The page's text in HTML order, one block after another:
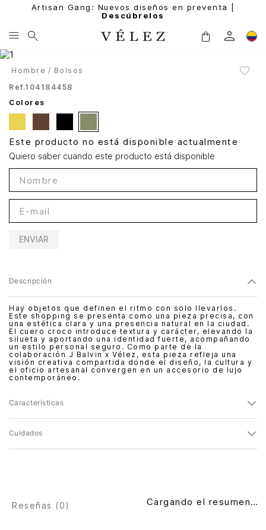
Artisan Gang: Nuevos diseños en preventa |
Descúbrelos
Hombre
Bolsos
Ref.104184458
Colores
Este producto no está disponible actualmente
Quiero saber cuando este producto está disponible
ENVIAR
Descripción
Hay objetos que definen el ritmo con solo llevarlos.
Este shopping se presenta como una pieza precisa, con
una estética clara y una presencia natural en la ciudad.
El cuero croco introduce textura y carácter, elevando la
silueta y aportando una identidad fuerte, acompañando
un estilo personal seguro. Como parte de la
colaboración J Balvin x Vélez, esta pieza refleja una
visión creativa compartida donde el diseño, la cultura y
el oficio artesanal convergen en un accesorio de lujo
contemporáneo.
Características
Cuidados
Reseñas (0) Cargando el resumen…